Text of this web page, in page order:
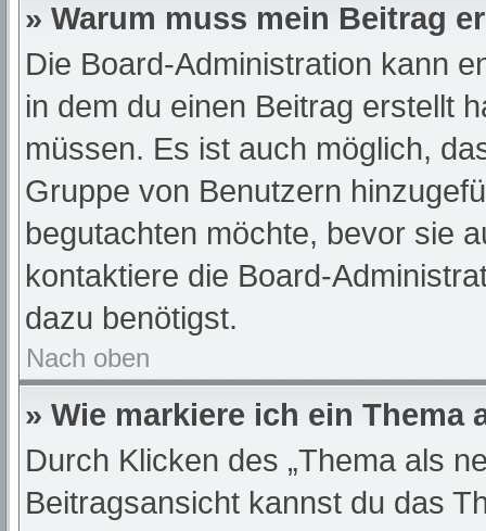
» Warum muss mein Beitrag
Die Board-Administration kann
in dem du einen Beitrag erstellt
müssen. Es ist auch möglich,
Gruppe von Benutzern
begutachten möchte, bevor sie
kontaktiere die Board-
dazu benötigst.
Nach oben
» Wie markiere ich ein Thema
Durch Klicken des „Thema als
Beitragsansicht kannst du das